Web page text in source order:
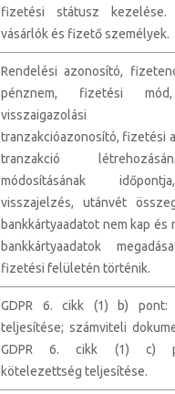
fizetési státusz kezelése.
vásárlók és fizető személyek.
Rendelési azonosító,
pénznem, fizetési
visszaigazolási
tranzakcióazonosító, fizetési
tranzakció
módosításának
visszajelzés, utánvét
bankkártyaadatot nem kap és
bankkártyaadatok
fizetési felületén történik.
GDPR 6. cikk (1) b) pont:
teljesítése; számviteli
GDPR 6. cikk (1) c)
kötelezettség teljesítése.